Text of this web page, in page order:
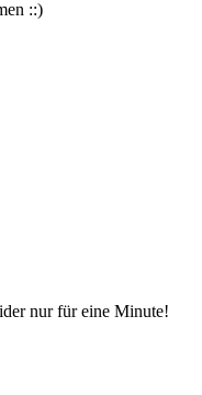
::)
nur für eine Minute!